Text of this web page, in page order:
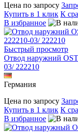
Цена по запросу
Купить в 1 клик К
В избранное
Быстрый просмотр
Отвод наружний
03/ 222210
Германия
Цена по запросу
Купить в 1 клик К
В избранное